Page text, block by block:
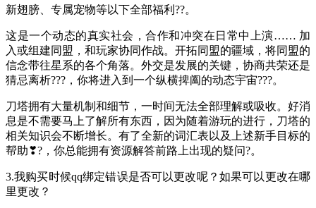
新翅膀、专属宠物等以下全部福利??。
这是一个动态的真实社会，合作和冲突在日常中上演…… 加
入或组建同盟，和玩家协同作战。开拓同盟的疆域，将同盟的
信念带往星系的各个角落。外交是发展的关键，协商共荣还是
猜忌离析???，你将进入到一个纵横捭阖的动态宇宙???。
刀塔拥有大量机制和细节，一时间无法全部理解或吸收。好消
息是不需要马上了解所有东西，因为随着游玩的进行，刀塔的
相关知识会不断增长。有了全新的词汇表以及上述新手目标的
帮助❣?，你总能拥有资源解答前路上出现的疑问?。
3.我购买时候qq绑定错误是否可以更改呢？如果可以更改在哪
里更改？